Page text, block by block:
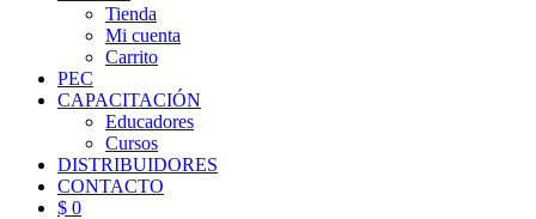
Tienda
Mi cuenta
Carrito
PEC
CAPACITACIÓN
Educadores
Cursos
DISTRIBUIDORES
CONTACTO
$ 0